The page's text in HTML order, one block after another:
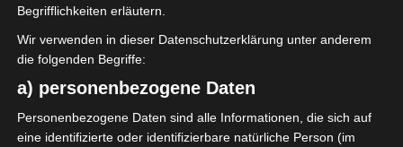
Tor
12'
AUFSTELLUNGEN
Begrifflichkeiten erläutern.
Wir verwenden in dieser Datenschutzerklärung unter anderem
die folgenden Begriffe:
a) personenbezogene Daten
Personenbezogene Daten sind alle Informationen, die sich auf
eine identifizierte oder identifizierbare natürliche Person (im